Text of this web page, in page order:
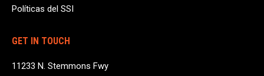
Políticas del SSI
GET IN TOUCH
11233 N. Stemmons Fwy